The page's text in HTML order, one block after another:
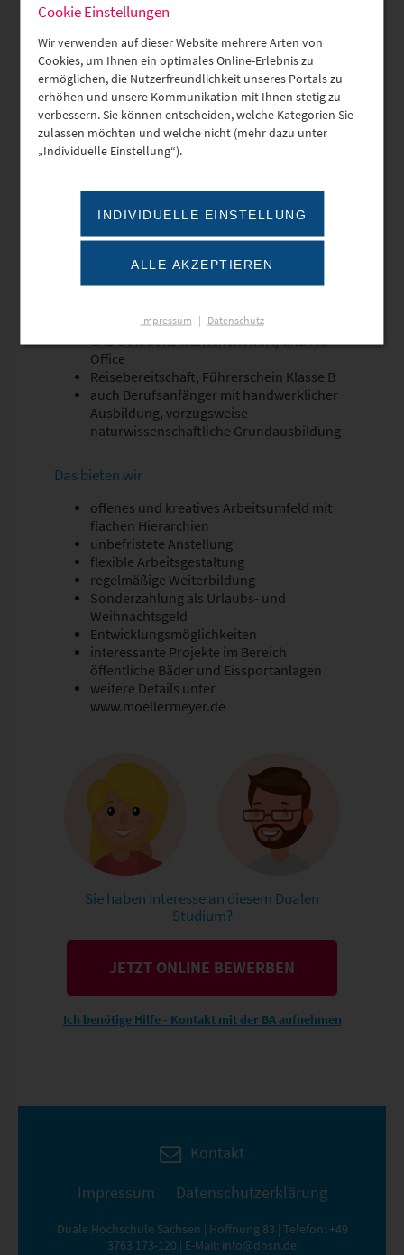
Was erwarten wir
Abschluss als Dipl.-Ing. (FH, BA, TU, Uni),
Bachelor oder Master im Bereich Energie-
und /oder Versorgungstechnik
selbstständige Arbeitsweise und ggf.
Berufserfahrung in der Planung von
Sie verfügen über Fachkompetenz und
sind in der Lage, auch
gewerkefremde Leistungen sowohl in
Ihre Überlegungen zu integrieren
gute Kommunikationsfähigkeit und
Kenntnisse in CAD (AutoCAD, Revit, LiNear
CAD Solutions wünschenswert) und MS-
Office
Reisebereitschaft, Führerschein Klasse B
auch Berufsanfänger mit handwerklicher
Ausbildung, vorzugsweise
naturwissenschaftliche Grundausbildung
Das bieten wir
offenes und kreatives Arbeits­umfeld mit
flachen Hierarchien
unbefristete Anstellung
flexible Arbeitsgestaltung
regelmäßige Weiterbildung
Sonderzahlung als Urlaubs- und
Weihnachtsgeld
Entwicklungsmöglichkeiten
interessante Projekte im Bereich
öffentliche Bäder und Eissportanlagen
weitere Details unter
www.moellermeyer.de
Sie haben Interesse an diesem Dualen
Studium?
JETZT ONLINE BEWERBEN
Ich benötige Hilfe - Kontakt mit der BA aufnehmen
Kontakt
Impressum
Datenschutzerklärung
Duale Hochschule Sachsen | Hoffnung 83 | Telefon: +49
3763 173-120 | E-Mail: info@dhsn.de
Cookie Einstellungen
Wir verwenden auf dieser Website mehrere Arten von
Cookies, um Ihnen ein optimales Online-Erlebnis zu
ermöglichen, die Nutzerfreundlichkeit unseres Portals zu
erhöhen und unsere Kommunikation mit Ihnen stetig zu
verbessern. Sie können entscheiden, welche Kategorien Sie
zulassen möchten und welche nicht (mehr dazu unter
„Individuelle Einstellung“).
INDIVIDUELLE EINSTELLUNG
ALLE AKZEPTIEREN
Impressum | Datenschutz